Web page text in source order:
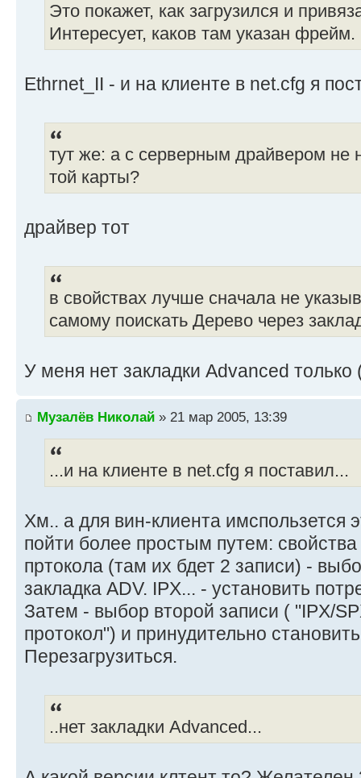
Это покажет, как загрузился и
Интересует, каков там указан фрейм.
Ethrnet_II - и на клиенте в net.cfg я
тут же: а с серверным драйвером не
той карты?
драйвер тот
в свойствах лучше сначала не
самому поискать Дерево через
У меня нет закладки Advanced
Музалёв Николай » 21 мар 2005, 13:39
...и на клиенте в net.cfg я поставил...
Хм.. а для вин-клиента имспользется
пойти более простым путем:
пртокола (там их бдет 2 записи) -
закладка ADV. IPX... - установить
Затем - выбор второй записи ( "IPX/
протокол") и принудительно
Перезагрузиться.
..нет закладки Advanced...